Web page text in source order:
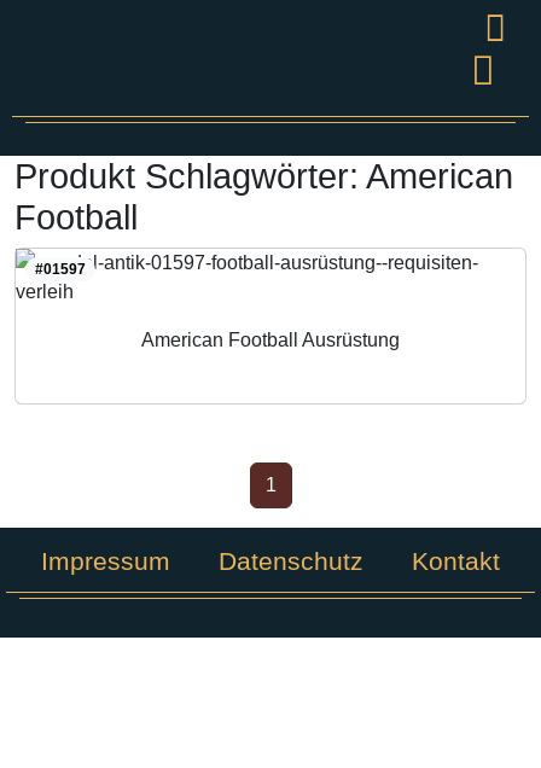
Produkt Schlagwörter: American
Football
#01597
American Football Ausrüstung
1
Impressum Datenschutz Kontakt